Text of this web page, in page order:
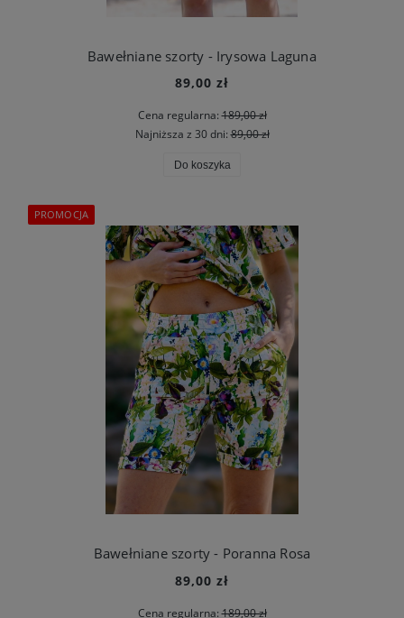
Bawełniane szorty - Irysowa Laguna
89,00 zł
Cena regularna:189,00 zł
Najniższa z 30 dni:89,00 zł
Do koszyka
Bawełniane szorty - Poranna Rosa
89,00 zł
Cena regularna:189,00 zł
PROMOCJA